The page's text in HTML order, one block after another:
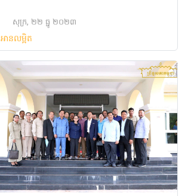
សុក្រ, ២២ ធ្នូ ២០២៣
អានលម្អិត